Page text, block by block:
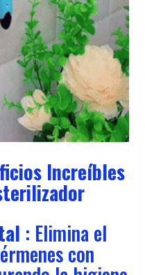
Increíbles
: Elimina el
con